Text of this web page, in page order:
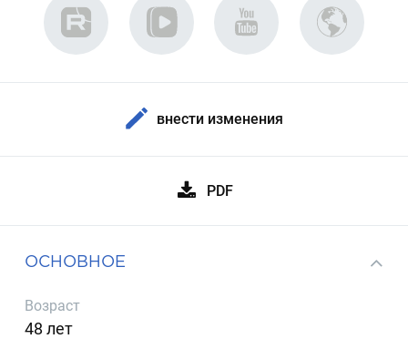
внести изменения
PDF
ОСНОВНОЕ
Возраст
48 лет